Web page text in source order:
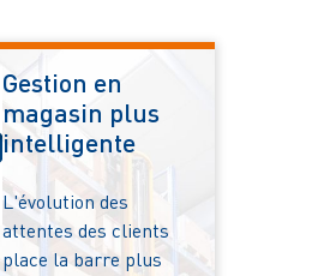
Gestion en
magasin plus
intelligente
L'évolution des
attentes des clients
place la barre plus